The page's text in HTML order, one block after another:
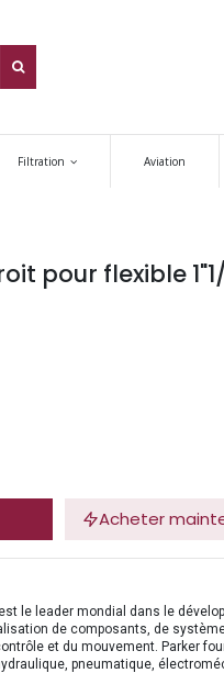
Filtration Aviation
pour flexible
Acheter
le leader mondial dans le
de composants, de
et du mouvement. Parker
pneumatique,